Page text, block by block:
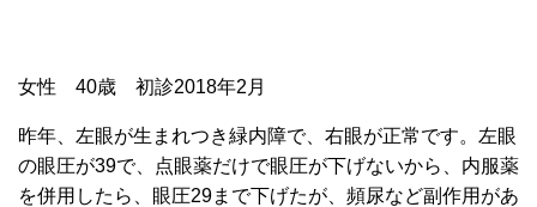
女性 40歳 初診2018年2月
昨年、左眼が生まれつき緑内障で、右眼が正常です。左眼
の眼圧が39で、点眼薬だけで眼圧が下げないから、内服薬
を併用したら、眼圧29まで下げたが、頻尿など副作用があ